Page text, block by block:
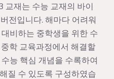
교재는 수능 교재의 바이
전입니다. 해마다 어려워
비하는 중학생을 위한 수
학 교육과정에서 해결할
능 핵심 개념을 수록하여
질 수 있도록 구성하였습